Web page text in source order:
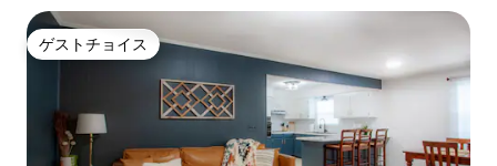
ゲストチョイス
ゲストチョイス